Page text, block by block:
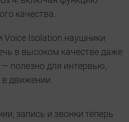
качества.
Voice Isolation наушники
в высоком качестве даже
полезно для интервью,
движении.
запись и звонки теперь